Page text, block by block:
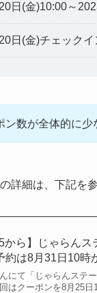
日(金)10:00～
日(金)チェック
ン数が全体的に
詳細は、下記を
から】じゃらん
約は8月31日10時
にて「じゃらんステ
はクーポンを8月25